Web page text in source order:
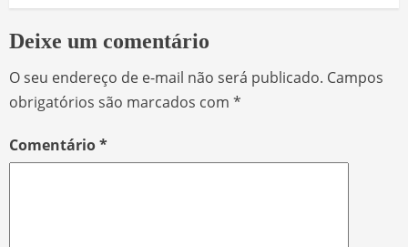
Deixe um comentário
O seu endereço de e-mail não será publicado. Campos
obrigatórios são marcados com *
Comentário*